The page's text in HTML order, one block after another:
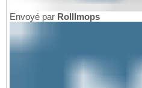
Envoyé par Rolllmops